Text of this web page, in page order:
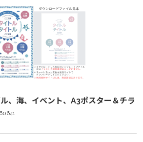
、海、イベント、A3ポスター＆チラ
60641